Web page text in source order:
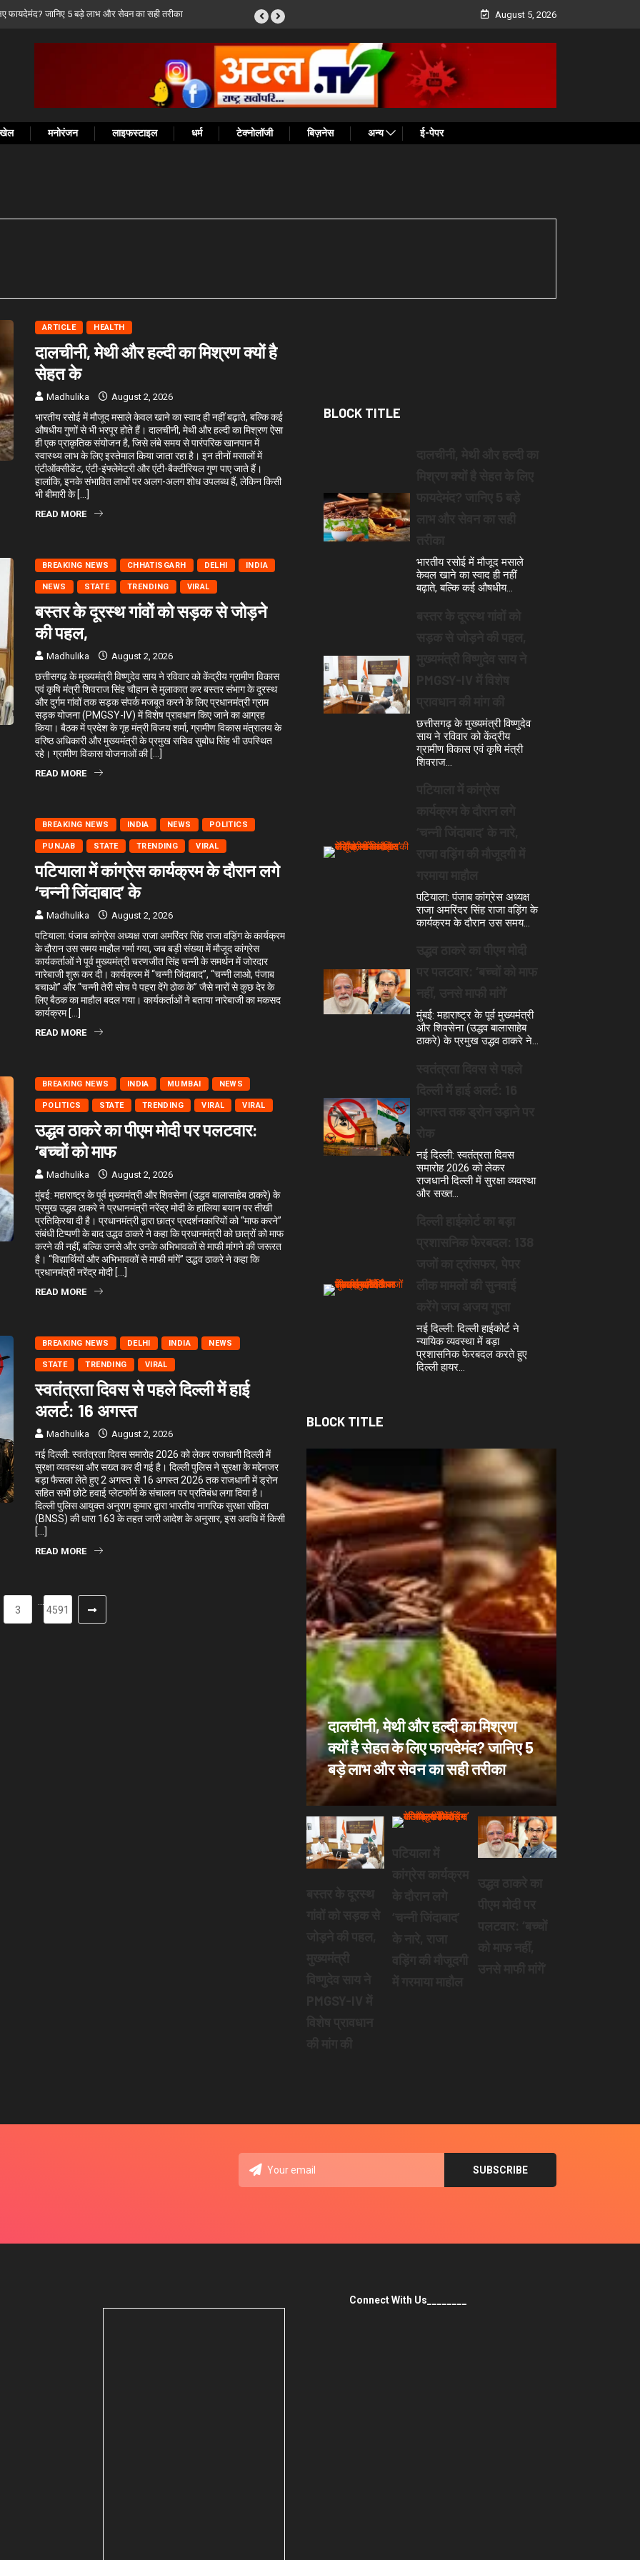
विष्णुदेव साय ने PMGSY-IV में विशेष प्रावधान की August 5, 2026
मनोरंजन लाइफस्टाइल धर्म टेक्नोलॉजी बिज़नेस अन्य ई-पेपर
ARTICLE HEALTH
दालचीनी, मेथी और हल्दी का मिश्रण क्यों है
सेहत के
Madhulika August 2, 2026
भारतीय रसोई में मौजूद मसाले केवल खाने का स्वाद ही नहीं बढ़ाते, बल्कि कई
औषधीय गुणों से भी भरपूर होते हैं। दालचीनी, मेथी और हल्दी का मिश्रण ऐसा
ही एक प्राकृतिक संयोजन है, जिसे लंबे समय से पारंपरिक खानपान में
स्वास्थ्य लाभ के लिए इस्तेमाल किया जाता रहा है। इन तीनों मसालों में
एंटीऑक्सीडेंट, एंटी-इंफ्लेमेटरी और एंटी-बैक्टीरियल गुण पाए जाते हैं।
हालांकि, इनके संभावित लाभों पर अलग-अलग शोध उपलब्ध हैं, लेकिन किसी
भी बीमारी के […]
READ MORE
BREAKING NEWS CHHATISGARH DELHI INDIA
NEWS STATE TRENDING VIRAL
बस्तर के दूरस्थ गांवों को सड़क से जोड़ने
की पहल,
Madhulika August 2, 2026
छत्तीसगढ़ के मुख्यमंत्री विष्णुदेव साय ने रविवार को केंद्रीय ग्रामीण विकास
एवं कृषि मंत्री शिवराज सिंह चौहान से मुलाकात कर बस्तर संभाग के दूरस्थ
और दुर्गम गांवों तक सड़क संपर्क मजबूत करने के लिए प्रधानमंत्री ग्राम
सड़क योजना (PMGSY-IV) में विशेष प्रावधान किए जाने का आग्रह
किया। बैठक में प्रदेश के गृह मंत्री विजय शर्मा, ग्रामीण विकास मंत्रालय के
वरिष्ठ अधिकारी और मुख्यमंत्री के प्रमुख सचिव सुबोध सिंह भी उपस्थित
रहे। ग्रामीण विकास योजनाओं की […]
READ MORE
BREAKING NEWS INDIA NEWS POLITICS
PUNJAB STATE TRENDING VIRAL
पटियाला में कांग्रेस कार्यक्रम के दौरान लगे
‘चन्नी जिंदाबाद’ के
Madhulika August 2, 2026
पटियाला: पंजाब कांग्रेस अध्यक्ष राजा अमरिंदर सिंह राजा वड़िंग के कार्यक्रम
के दौरान उस समय माहौल गर्मा गया, जब बड़ी संख्या में मौजूद कांग्रेस
कार्यकर्ताओं ने पूर्व मुख्यमंत्री चरणजीत सिंह चन्नी के समर्थन में जोरदार
नारेबाजी शुरू कर दी। कार्यक्रम में “चन्नी जिंदाबाद”, “चन्नी लाओ, पंजाब
बचाओ” और “चन्नी तेरी सोच पे पहरा देंगे ठोक के” जैसे नारों से कुछ देर के
लिए बैठक का माहौल बदल गया। कार्यकर्ताओं ने बताया नारेबाजी का मकसद
कार्यक्रम […]
READ MORE
BREAKING NEWS INDIA MUMBAI NEWS
POLITICS STATE TRENDING VIRAL VIRAL
उद्धव ठाकरे का पीएम मोदी पर पलटवार:
‘बच्चों को माफ
Madhulika August 2, 2026
मुंबई: महाराष्ट्र के पूर्व मुख्यमंत्री और शिवसेना (उद्धव बालासाहेब ठाकरे) के
प्रमुख उद्धव ठाकरे ने प्रधानमंत्री नरेंद्र मोदी के हालिया बयान पर तीखी
प्रतिक्रिया दी है। प्रधानमंत्री द्वारा छात्र प्रदर्शनकारियों को “माफ करने”
संबंधी टिप्पणी के बाद उद्धव ठाकरे ने कहा कि प्रधानमंत्री को छात्रों को माफ
करने की नहीं, बल्कि उनसे और उनके अभिभावकों से माफी मांगने की जरूरत
है। “विद्यार्थियों और अभिभावकों से माफी मांगें” उद्धव ठाकरे ने कहा कि
प्रधानमंत्री नरेंद्र मोदी […]
READ MORE
BREAKING NEWS DELHI INDIA NEWS
STATE TRENDING VIRAL
स्वतंत्रता दिवस से पहले दिल्ली में हाई
अलर्ट: 16 अगस्त
Madhulika August 2, 2026
नई दिल्ली: स्वतंत्रता दिवस समारोह 2026 को लेकर राजधानी दिल्ली में
सुरक्षा व्यवस्था और सख्त कर दी गई है। दिल्ली पुलिस ने सुरक्षा के मद्देनजर
बड़ा फैसला लेते हुए 2 अगस्त से 16 अगस्त 2026 तक राजधानी में ड्रोन
सहित सभी छोटे हवाई प्लेटफॉर्म के संचालन पर प्रतिबंध लगा दिया है।
दिल्ली पुलिस आयुक्त अनुराग कुमार द्वारा भारतीय नागरिक सुरक्षा संहिता
(BNSS) की धारा 163 के तहत जारी आदेश के अनुसार, इस अवधि में किसी
[…]
READ MORE
3
…
4591
BLOCK TITLE
भारतीय रसोई में मौजूद मसाले
केवल खाने का स्वाद ही नहीं
बढ़ाते, बल्कि कई औषधीय…
छत्तीसगढ़ के मुख्यमंत्री विष्णुदेव
साय ने रविवार को केंद्रीय
ग्रामीण विकास एवं कृषि मंत्री
शिवराज…
पटियाला: पंजाब कांग्रेस अध्यक्ष
राजा अमरिंदर सिंह राजा वड़िंग के
कार्यक्रम के दौरान उस समय…
मुंबई: महाराष्ट्र के पूर्व मुख्यमंत्री
और शिवसेना (उद्धव बालासाहेब
ठाकरे) के प्रमुख उद्धव ठाकरे ने…
नई दिल्ली: स्वतंत्रता दिवस
समारोह 2026 को लेकर
राजधानी दिल्ली में सुरक्षा व्यवस्था
और सख्त…
नई दिल्ली: दिल्ली हाईकोर्ट ने
न्यायिक व्यवस्था में बड़ा
प्रशासनिक फेरबदल करते हुए
दिल्ली हायर…
BLOCK TITLE
दालचीनी, मेथी और हल्दी का मिश्रण
क्यों है सेहत के लिए फायदेमंद? जानिए 5
बड़े लाभ और सेवन का सही तरीका
Connect With Us________